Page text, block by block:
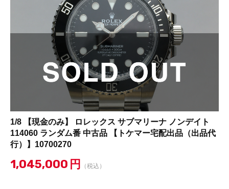
1/8 【現金のみ】 ロレックス サブマリーナ ノンデイト
114060 ランダム番 中古品 【トケマー宅配出品（出品代
行）】10700270
1,045,000 円 （税込）